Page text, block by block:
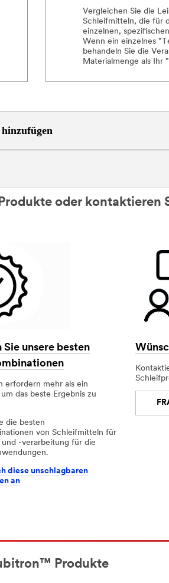
Vergleichen Sie die
Schleifmitteln, die für
einzelnen,
Wenn ein einzelnes
behandeln Sie die
Materialmenge als Ihr
oder kontaktieren
Sie unsere besten
erfordern mehr als ein
das beste Ergebnis zu
die besten
von Schleifmitteln für
-verarbeitung für die
diese unschlagbaren
an
Produkte